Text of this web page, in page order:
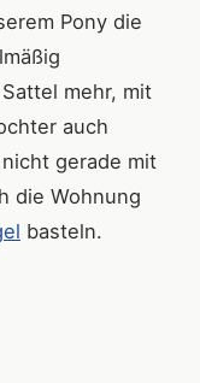
Pony die
mehr, mit
auch
gerade mit
die Wohnung
basteln.